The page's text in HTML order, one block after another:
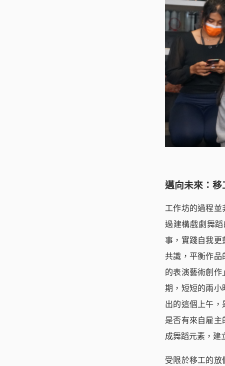
邁向未來：
工作坊的過程並
過建構戲劇舞
事，實踐自我更
共識，平衡作品
的表演藝術創
期，短短的兩小
出的這個上午
是否有來自雇
成舞蹈元素，建
受限於移工的放